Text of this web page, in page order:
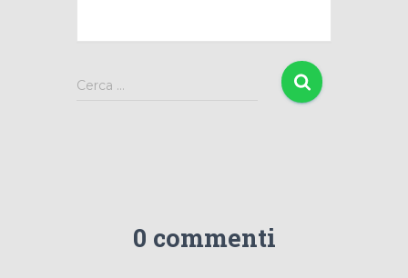
R
Cerca …
0 commenti